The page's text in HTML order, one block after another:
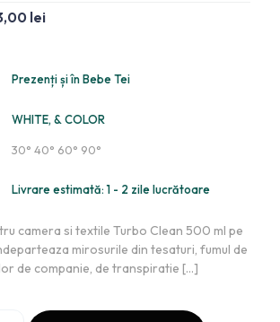
lei
Prezenți și în Bebe Tei
WHITE, & COLOR
30° 40° 60° 90°
Livrare estimată: 1 - 2 zile lucrătoare
camera si textile Turbo Clean 500 ml pe
mirosurile din tesaturi, fumul de
de companie, de transpiratie […]